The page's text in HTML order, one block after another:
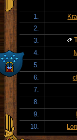
1.
2.
3.
4.
5.
6.
7.
8.
9.
10.